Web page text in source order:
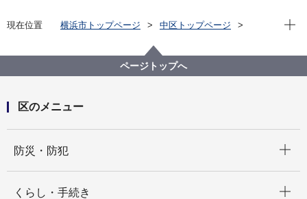
現在位置 横浜市トップページ
中区トップページ
中区老人クラブ連合会主催「ペタンク大会」が開催さ
現在
ページトップへ
区のメニュー
防災・防犯
くらし・手続き